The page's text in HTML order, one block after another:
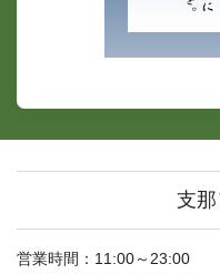
支
営業時間：11:00～23:00